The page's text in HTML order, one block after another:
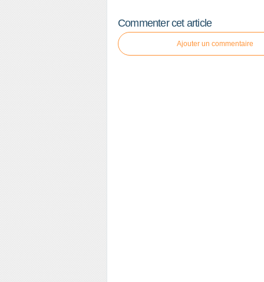
Commenter cet article
Ajouter un commentaire